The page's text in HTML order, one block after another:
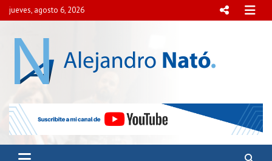
Skip
to
jueves, agosto 6, 2026
Alejandro Nató
la Democracia y la Paz Social.